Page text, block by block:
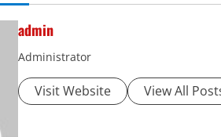
admin
Administrator
Visit Website View All